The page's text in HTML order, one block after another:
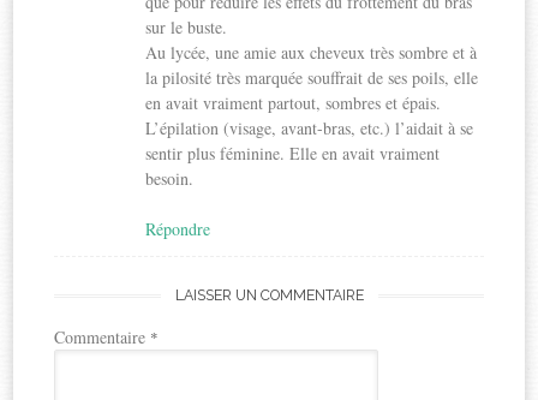
sur le buste.
Au lycée, une amie aux cheveux très sombre et à
la pilosité très marquée souffrait de ses poils, elle
en avait vraiment partout, sombres et épais.
L’épilation (visage, avant-bras, etc.) l’aidait à se
sentir plus féminine. Elle en avait vraiment
besoin.
Répondre
LAISSER UN COMMENTAIRE
Commentaire *